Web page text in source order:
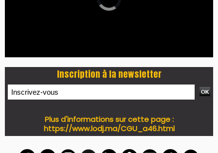
Inscription à la newsletter
Plus d'informations sur cette page :
https://www.lodj.ma/CGU_a46.html